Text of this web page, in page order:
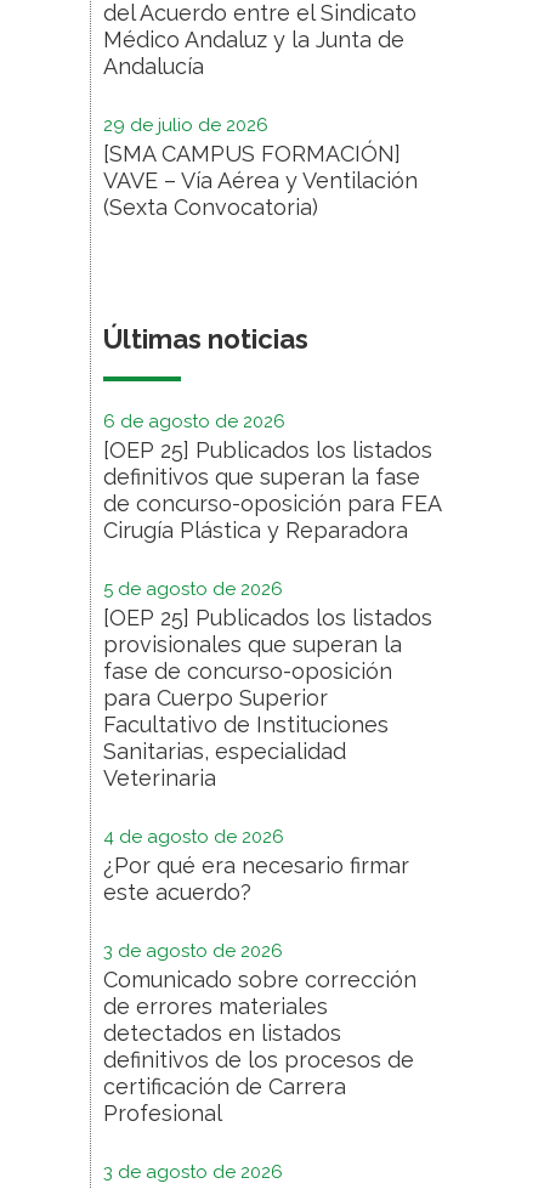
del Acuerdo entre el Sindicato
Médico Andaluz y la Junta de
Andalucía
29 de julio de 2026
[SMA CAMPUS FORMACIÓN]
VAVE – Vía Aérea y Ventilación
(Sexta Convocatoria)
Últimas noticias
6 de agosto de 2026
[OEP 25] Publicados los listados
definitivos que superan la fase
de concurso-oposición para FEA
Cirugía Plástica y Reparadora
5 de agosto de 2026
[OEP 25] Publicados los listados
provisionales que superan la
fase de concurso-oposición
para Cuerpo Superior
Facultativo de Instituciones
Sanitarias, especialidad
Veterinaria
4 de agosto de 2026
¿Por qué era necesario firmar
este acuerdo?
3 de agosto de 2026
Comunicado sobre corrección
de errores materiales
detectados en listados
definitivos de los procesos de
certificación de Carrera
Profesional
3 de agosto de 2026